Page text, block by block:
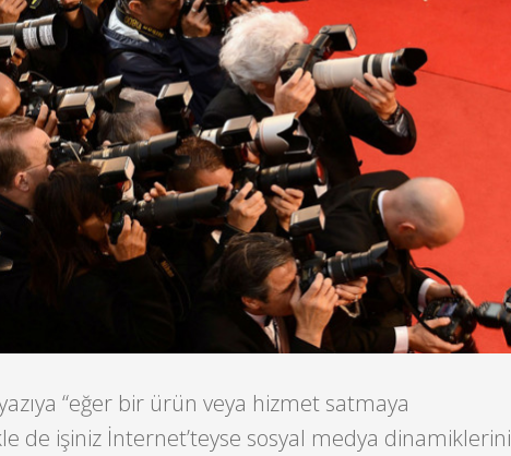
yazıya “eğer bir ürün veya hizmet satmaya
de işiniz İnternet’teyse sosyal medya dinamiklerini